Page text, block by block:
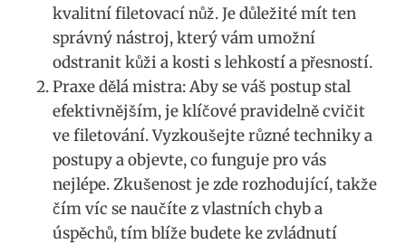
kvalitní filetovací nůž. Je důležité mít ten
správný nástroj, který vám umožní
odstranit kůži a kosti s lehkostí a přesností.
Praxe dělá mistra: Aby se váš postup stal
efektivnějším, je klíčové pravidelně cvičit
ve filetování. Vyzkoušejte různé techniky a
postupy a objevte, co funguje pro vás
nejlépe. Zkušenost je zde rozhodující, takže
čím víc se naučíte z vlastních chyb a
úspěchů, tím blíže budete ke zvládnutí